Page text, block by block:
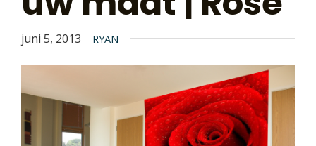
juni 5, 2013 RYAN